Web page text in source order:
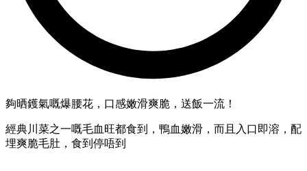
夠晒鑊氣嘅爆腰花，口感嫩滑爽脆，送飯一流！
經典川菜之一嘅毛血旺都食到，鴨血嫩滑，而且入口即溶，配
埋爽脆毛肚，食到停唔到